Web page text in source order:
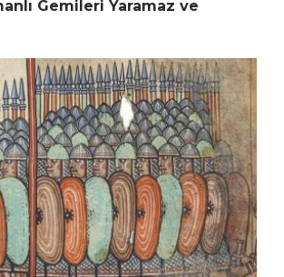
Gemileri Yaramaz ve